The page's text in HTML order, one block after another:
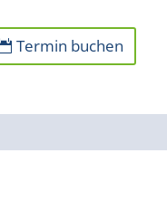
Termin buchen